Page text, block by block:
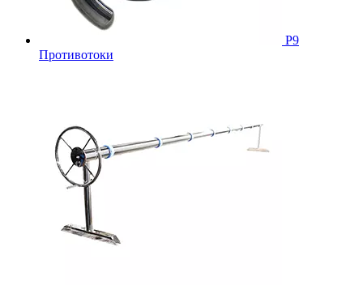
Р9
Противотоки